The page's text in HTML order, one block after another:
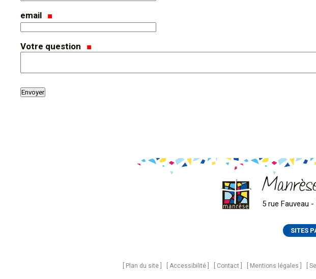
email
Votre question
5 rue Fauveau
SITES
Plan du site Accessibilité Contact Mentions légales